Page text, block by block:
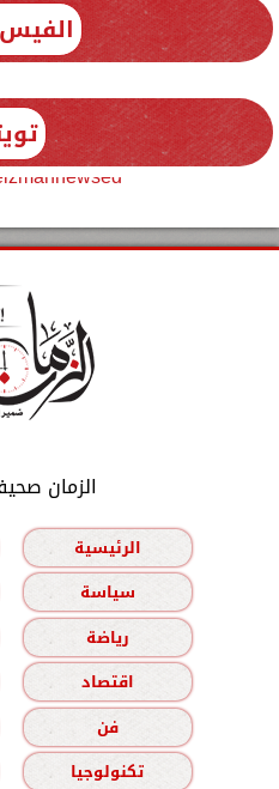
الزمان
الرئيسية
سياسة
رياضة
اقتصاد
فن
تكنولوجيا